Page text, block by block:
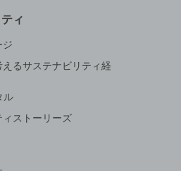
ィ
ジ
るサステナビリティ経
ル
ストーリーズ